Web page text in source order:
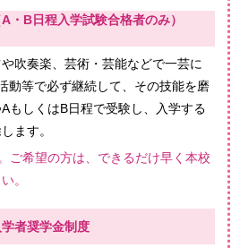
・B日程入学試験合格者のみ）
吹奏楽、芸術・芸能などで一芸に
動等で必ず継続して、その技能を磨
もしくはB日程で受験し、入学する
ます。
ご希望の方は、できるだけ早く本校
。
者奨学金制度